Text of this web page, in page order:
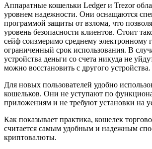
Аппаратные кошельки Ledger и Trezor
уровнем надежности. Они оснащаются
программой защиты от взлома, что
уровень безопасности клиентов. Стоит
сейф соизмеримо среднему электронному
ограниченный срок использования. В
устройства деньги со счета никуда не
можно восстановить с другого устройства.
Для новых пользователей удобно
кошельков. Они не уступают по
приложениям и не требуют установки на
Как показывает практика, кошелек
считается самым удобным и надежным
криптовалюты.